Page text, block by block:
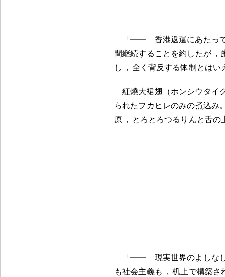
「―― 香港返還にあたっ
間継続することを約したが ，
し ， 全く背反する体制とはい
紅燒大裙翅（ホンシウタ
られたフカヒレのみの煮込み
原 ， とろとろつるりんと舌
「―― 現実世界のよしな
も社会主義も ， 机上で構築さ